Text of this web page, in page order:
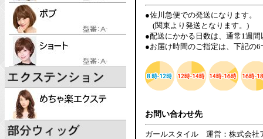
●佐川急便での発送になります。
(関東より発送となります。)
●配送にかかる日数は、通常1週
●お届け時間のご指定は、下記の
お問い合わせ先
ガールスタイル 運営：株式会社